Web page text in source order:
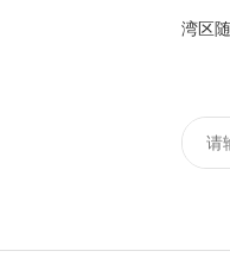
湾区